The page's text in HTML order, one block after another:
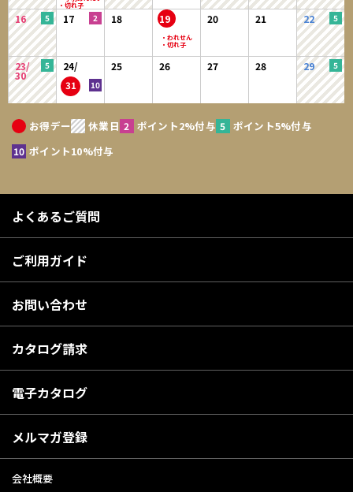
16 17 18 19 20 21 22
23/
30
24/
31
25 26 27 28 29
お得デー 休業日 ポイント2%付与
ポイント5%付与
ポイント10%付与
よくあるご質問
ご利用ガイド
お問い合わせ
カタログ請求
電子カタログ
メルマガ登録
会社概要